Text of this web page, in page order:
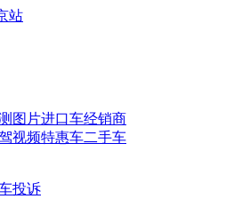
站
图片进口车经销商
视频特惠车二手车
投诉